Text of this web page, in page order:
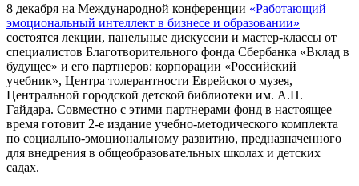
8 декабря на Международной конференции «Работающий
эмоциональный интеллект в бизнесе и образовании»
состоятся лекции, панельные дискуссии и мастер-классы от
специалистов Благотворительного фонда Сбербанка «Вклад в
будущее» и его партнеров: корпорации «Российский
учебник», Центра толерантности Еврейского музея,
Центральной городской детской библиотеки им. А.П.
Гайдара. Совместно с этими партнерами фонд в настоящее
время готовит 2-е издание учебно-методического комплекта
по социально-эмоциональному развитию, предназначенного
для внедрения в общеобразовательных школах и детских
садах.